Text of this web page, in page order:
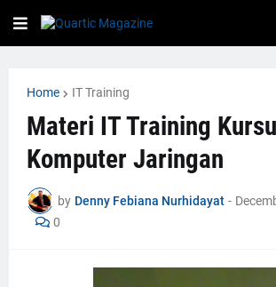
Home IT Training
Materi IT Training
Komputer Jaringan
by Denny Febiana Nurhidayat -
0